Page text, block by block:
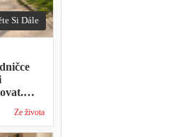
Si Dále
ta
strávit
Ze života